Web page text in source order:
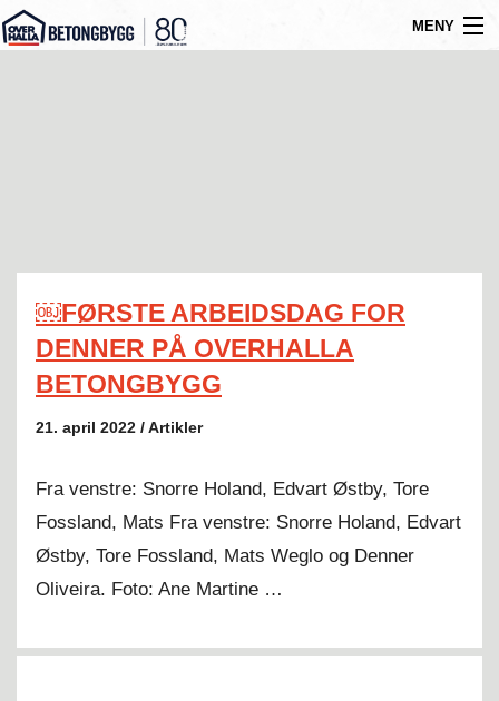
MENY
Nyheter
Ledige stillinger
Kontakt
￼FØRSTE ARBEIDSDAG FOR
DENNER PÅ OVERHALLA
BETONGBYGG
21. april 2022 / Artikler
Fra venstre: Snorre Holand, Edvart Østby, Tore
Fossland, Mats Fra venstre: Snorre Holand, Edvart
Østby, Tore Fossland, Mats Weglo og Denner
Oliveira. Foto: Ane Martine …